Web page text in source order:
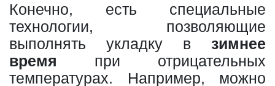
Конечно, есть специальные
технологии, позволяющие
выполнять укладку в зимнее
время при отрицательных
температурах. Например, можно